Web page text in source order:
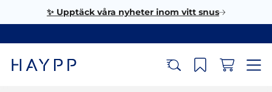
✨ Upptäck våra nyheter inom vitt snus